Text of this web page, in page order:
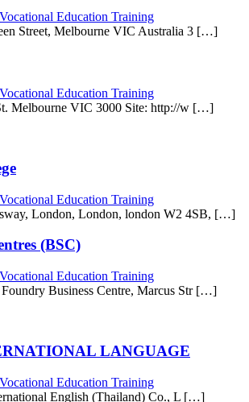
Vocational Education Training
Street, Melbourne VIC Australia 3 […]
Vocational Education Training
Melbourne VIC 3000 Site: http://w […]
Vocational Education Training
London, London, london W2 4SB, […]
(BSC)
Vocational Education Training
Business Centre, Marcus Str […]
LANGUAGE
Vocational Education Training
English (Thailand) Co., L […]